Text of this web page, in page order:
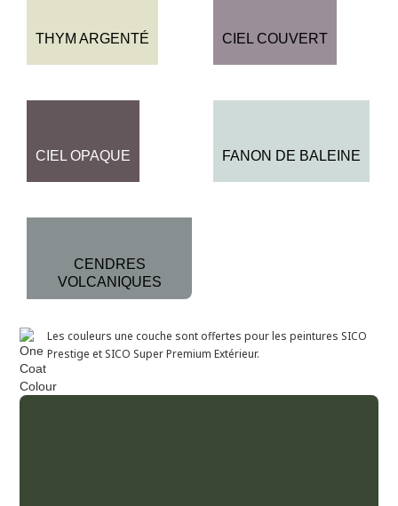
THYM ARGENTÉ CIEL COUVERT
CIEL OPAQUE FANON DE BALEINE
CENDRES
VOLCANIQUES
Les couleurs une couche sont offertes pour les peintures SICO
Prestige et SICO Super Premium Extérieur.